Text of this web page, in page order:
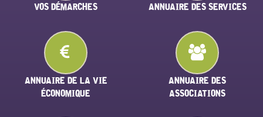
VOS DÉMARCHES ANNUAIRE DES SERVICES
ANNUAIRE DE LA VIE
ÉCONOMIQUE
ANNUAIRE DES
ASSOCIATIONS